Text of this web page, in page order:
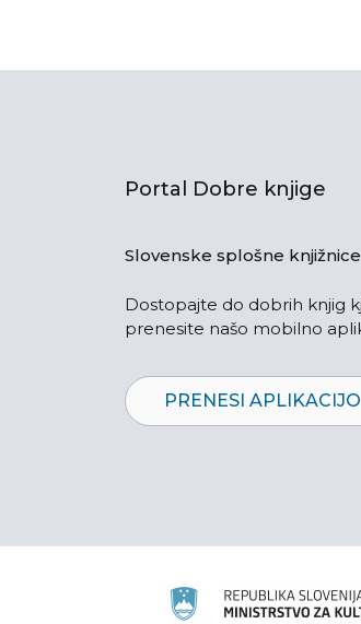
Portal Dobre knjige
Slovenske splošne
Dostopajte do dobrih knjig
prenesite našo mobilno
PRENESI APLIKACIJO